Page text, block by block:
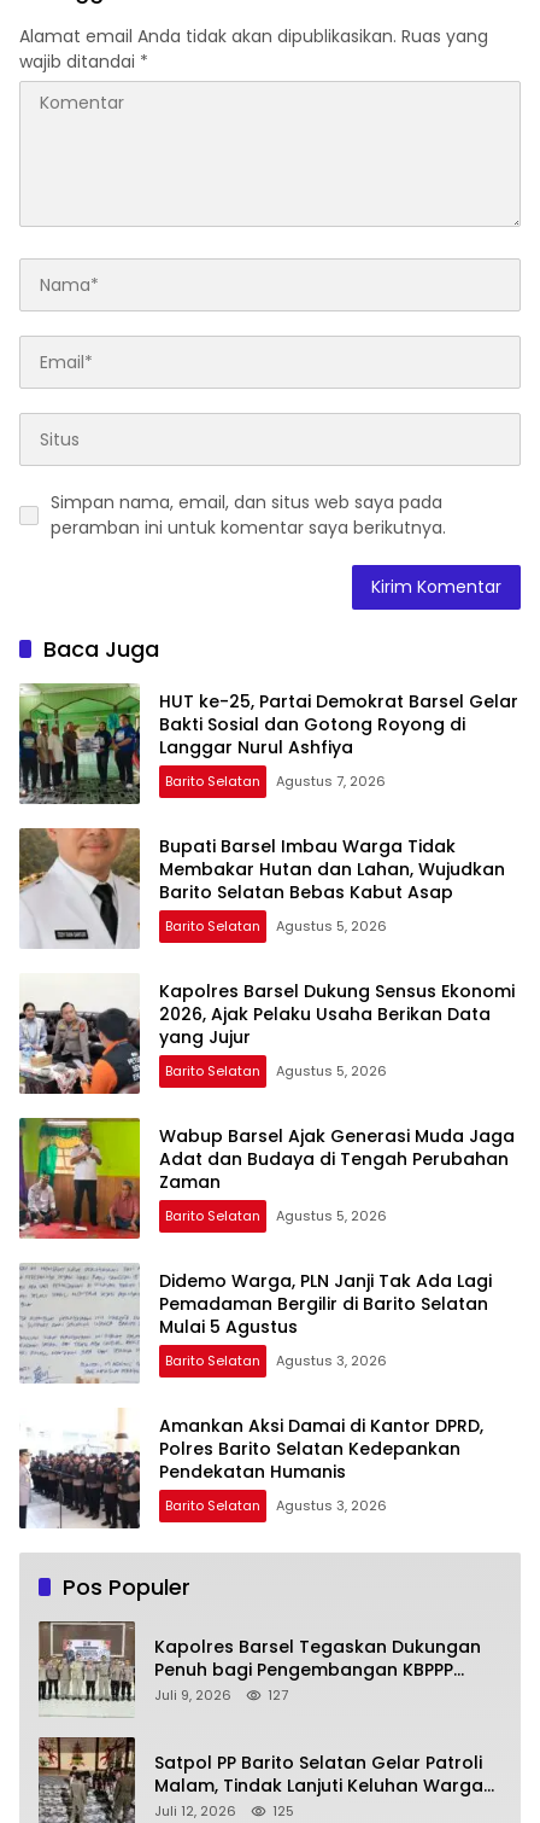
Alamat email Anda tidak akan dipublikasikan. Ruas yang
wajib ditandai *
Simpan nama, email, dan situs web saya pada
peramban ini untuk komentar saya berikutnya.
Baca Juga
HUT ke-25, Partai Demokrat Barsel Gelar
Bakti Sosial dan Gotong Royong di
Langgar Nurul Ashfiya
Barito Selatan Agustus 7, 2026
Bupati Barsel Imbau Warga Tidak
Membakar Hutan dan Lahan, Wujudkan
Barito Selatan Bebas Kabut Asap
Barito Selatan Agustus 5, 2026
Kapolres Barsel Dukung Sensus Ekonomi
2026, Ajak Pelaku Usaha Berikan Data
yang Jujur
Barito Selatan Agustus 5, 2026
Wabup Barsel Ajak Generasi Muda Jaga
Adat dan Budaya di Tengah Perubahan
Zaman
Barito Selatan Agustus 5, 2026
Didemo Warga, PLN Janji Tak Ada Lagi
Pemadaman Bergilir di Barito Selatan
Mulai 5 Agustus
Barito Selatan Agustus 3, 2026
Amankan Aksi Damai di Kantor DPRD,
Polres Barito Selatan Kedepankan
Pendekatan Humanis
Barito Selatan Agustus 3, 2026
Pos Populer
Kapolres Barsel Tegaskan Dukungan
Penuh bagi Pengembangan KBPPP
Kalimantan Tengah
Juli 9, 2026 127
Satpol PP Barito Selatan Gelar Patroli
Malam, Tindak Lanjuti Keluhan Warga
soal Balap Liar dan Remaja Nongkrong
Juli 12, 2026 125